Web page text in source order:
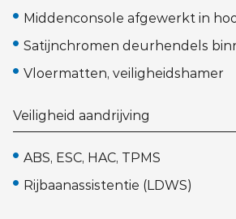
Middenconsole afgewerkt in
Satijnchromen deurhendels
Vloermatten, veiligheidshamer
Veiligheid aandrijving
ABS, ESC, HAC, TPMS
Rijbaanassistentie (LDWS)